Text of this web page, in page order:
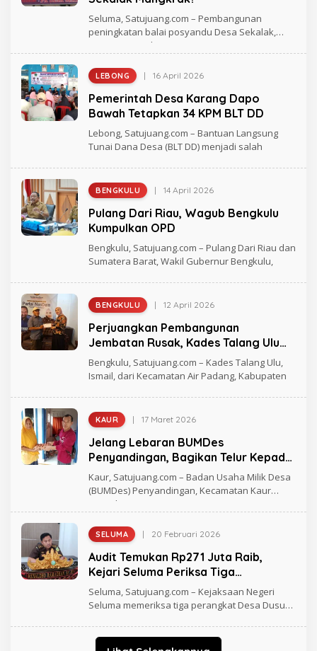
D
I
E
L
N
I
K
A
Seluma, Satujuang.com – Pembangunan
peningkatan balai posyandu Desa Sekalak,
Kecamatan Seluma Utara,
Pemerintah Desa Karang Dapo
Bawah Tetapkan 34 KPM BLT DD
LEBONG | 16 April 2026
O
E
H
F
I
C
K
P
A
M
A
N
A
Lebong, Satujuang.com – Bantuan Langsung
Tunai Dana Desa (BLT DD) menjadi salah
Pulang Dari Riau, Wagub Bengkulu
Kumpulkan OPD
BENGKULU | 14 April 2026
O
E
H
R
A
G
H
A
Bengkulu, Satujuang.com – Pulang Dari Riau dan
Sumatera Barat, Wakil Gubernur Bengkulu,
Perjuangkan Pembangunan
Jembatan Rusak, Kades Talang Ulu
Temui Anggota DPR RI
BENGKULU | 12 April 2026
O
E
H
R
A
G
H
A
Bengkulu, Satujuang.com – Kades Talang Ulu,
Ismail, dari Kecamatan Air Padang, Kabupaten
Jelang Lebaran BUMDes
Penyandingan, Bagikan Telur Kepada
Masyarakat
KAUR | 17 Maret 2026
O
E
H
R
A
G
H
A
Kaur, Satujuang.com – Badan Usaha Milik Desa
(BUMDes) Penyandingan, Kecamatan Kaur
Tengah,
Audit Temukan Rp271 Juta Raib,
Kejari Seluma Periksa Tiga
Perangkat Desa Dusun Baru
SELUMA | 20 Februari 2026
O
E
H
D
I
E
L
N
Seluma, Satujuang.com – Kejaksaan Negeri
Seluma memeriksa tiga perangkat Desa Dusun